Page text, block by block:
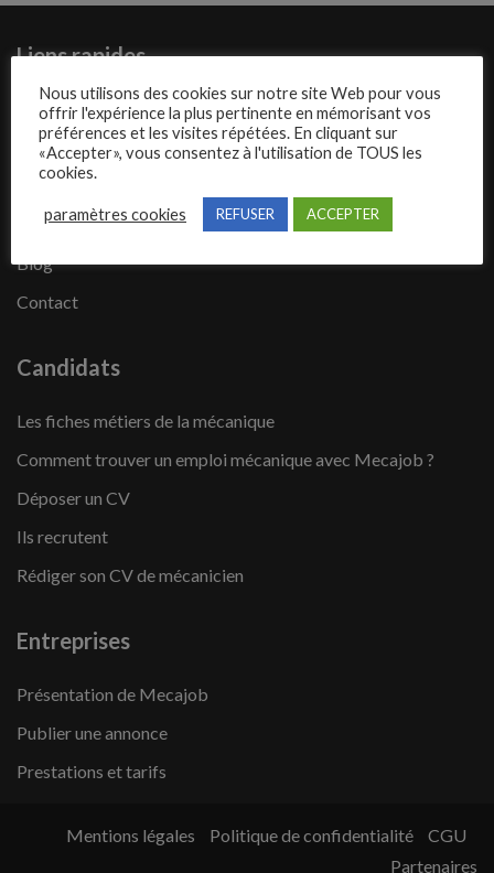
Liens rapides
Présentation de Mecajob
Publier une annonce
Offres d’emploi
Questions fréquentes
Blog
Contact
Candidats
Les fiches métiers de la mécanique
Comment trouver un emploi mécanique avec Mecajob ?
Déposer un CV
Ils recrutent
Rédiger son CV de mécanicien
Entreprises
Présentation de Mecajob
Publier une annonce
Prestations et tarifs
Mentions légales Politique de confidentialité
CGU
Partenaires
Nous utilisons des cookies sur notre site Web pour vous
offrir l'expérience la plus pertinente en mémorisant vos
préférences et les visites répétées. En cliquant sur
«Accepter», vous consentez à l'utilisation de TOUS les
cookies.
paramètres cookies REFUSER ACCEPTER